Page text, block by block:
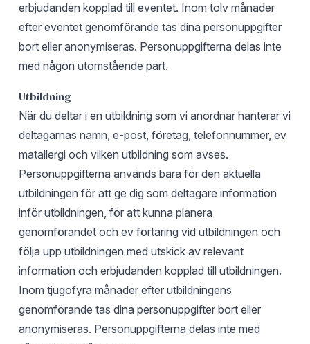
erbjudanden kopplad till eventet. Inom tolv månader
efter eventet genomförande tas dina personuppgifter
bort eller anonymiseras. Personuppgifterna delas inte
med någon utomstående part.
Utbildning
När du deltar i en utbildning som vi anordnar hanterar vi
deltagarnas namn, e-post, företag, telefonnummer, ev
matallergi och vilken utbildning som avses.
Personuppgifterna används bara för den aktuella
utbildningen för att ge dig som deltagare information
inför utbildningen, för att kunna planera
genomförandet och ev förtäring vid utbildningen och
följa upp utbildningen med utskick av relevant
information och erbjudanden kopplad till utbildningen.
Inom tjugofyra månader efter utbildningens
genomförande tas dina personuppgifter bort eller
anonymiseras. Personuppgifterna delas inte med